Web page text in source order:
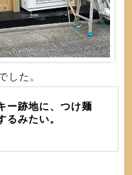
した。
ー跡地に、つけ麺
るみたい。